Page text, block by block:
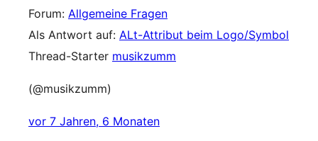
Forum: Allgemeine Fragen
Als Antwort auf: ALt-Attribut beim Logo/Symbol
Thread-Starter musikzumm
(@musikzumm)
vor 7 Jahren, 6 Monaten